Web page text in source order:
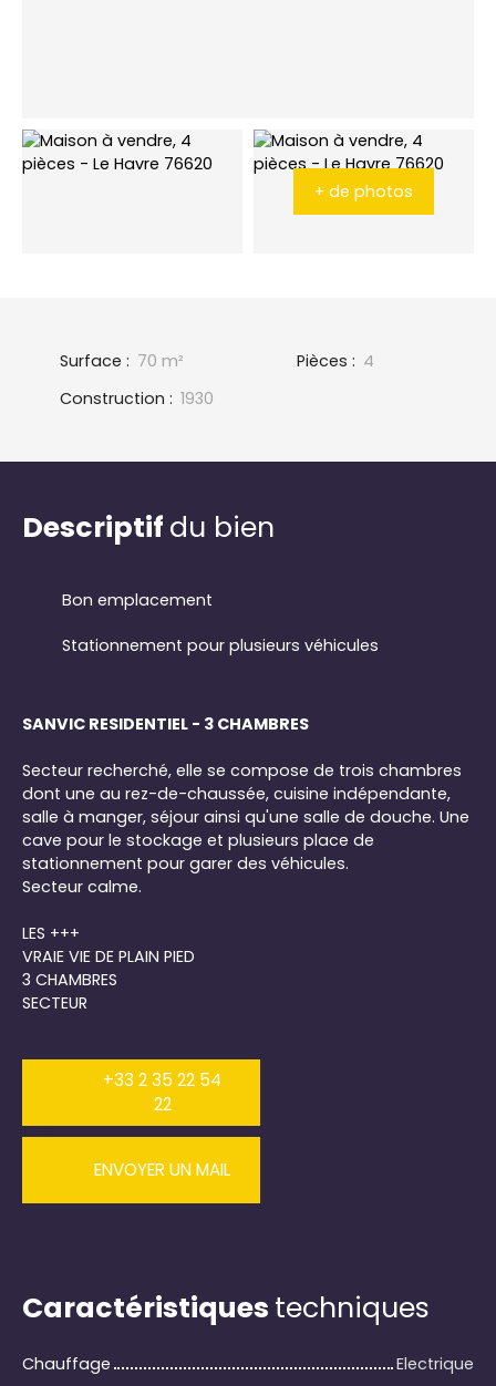
+ de photos
Surface : 70 m² Pièces : 4
Construction : 1930
Descriptif du bien
Bon emplacement
Stationnement pour plusieurs véhicules
SANVIC RESIDENTIEL - 3 CHAMBRES
Secteur recherché, elle se compose de trois chambres
dont une au rez-de-chaussée, cuisine indépendante,
salle à manger, séjour ainsi qu'une salle de douche. Une
cave pour le stockage et plusieurs place de
stationnement pour garer des véhicules.
Secteur calme.
LES +++
VRAIE VIE DE PLAIN PIED
3 CHAMBRES
SECTEUR
+33 2 35 22 54
22
ENVOYER UN MAIL
Caractéristiques techniques
Chauffage
Electrique